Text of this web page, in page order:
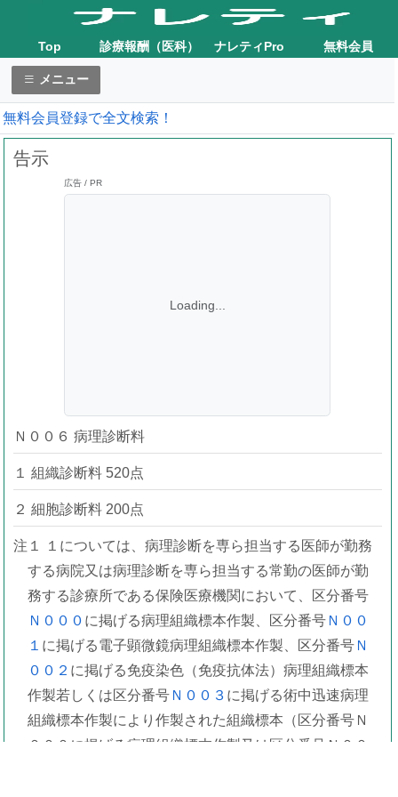
Top 診療報酬（医科） ナレティPro 無料会員
メニュー
無料会員登録で全文検索！
告示
広告 / PR
Loading...
Ｎ００６ 病理診断料
１ 組織診断料 520点
２ 細胞診断料 200点
注１ １については、病理診断を専ら担当する医師が勤務
する病院又は病理診断を専ら担当する常勤の医師が勤
務する診療所である保険医療機関において、区分番号
Ｎ０００ に掲げる病理組織標本作製、区分番号Ｎ００
１ に掲げる電子顕微鏡病理組織標本作製、区分番号Ｎ
００２ に掲げる免疫染色（免疫抗体法）病理組織標本
作製若しくは区分番号Ｎ００３ に掲げる術中迅速病理
組織標本作製により作製された組織標本（区分番号Ｎ
０００に掲げる病理組織標本作製又は区分番号Ｎ００